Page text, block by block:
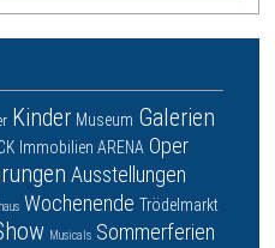
Kinder Museum Galerien
Immobilien ARENA Oper
Ausstellungen
Wochenende Trödelmarkt
Musicals Sommerferien